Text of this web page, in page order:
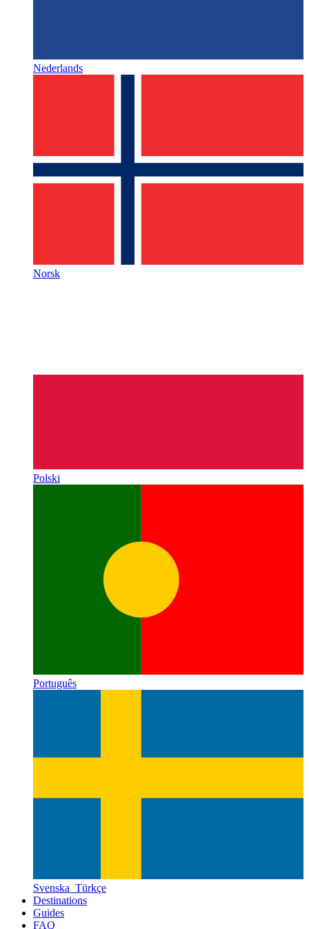
Nederlands
Norsk
Polski
Português
Svenska Türkçe
Destinations
Guides
FAQ